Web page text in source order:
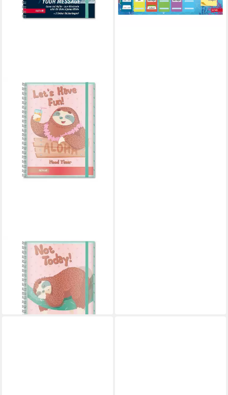
ROTH
Schulheft Schülerkalender
Faultier, Wire-O-Bindung,
Wechselcover, Hülle
9,99 €
lieferbar - in 3-4 Werktagen bei dir